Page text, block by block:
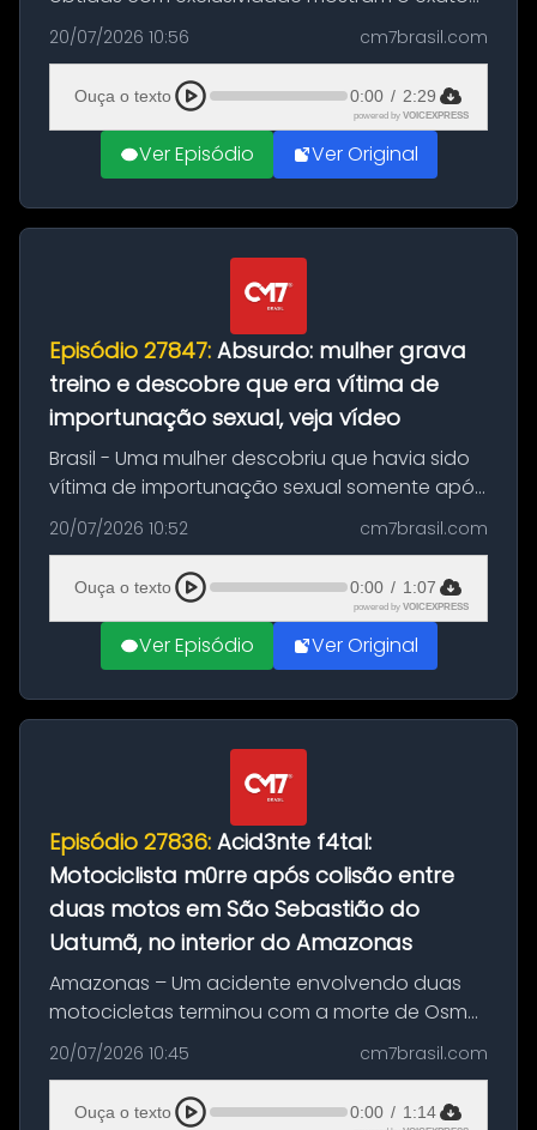
momento da fuga do principal suspeito da
morte de Larissa Araújo, de 28 anos. O crime
ocorreu na noite deste último d...
20/07/2026 10:56 cm7brasil.com
Ouça o texto 0:00 / 2:29
powered by VOICEXPRESS
Ver Episódio Ver Original
Episódio 27847: Absurdo: mulher grava
treino e descobre que era vítima de
importunação sexual, veja vídeo
Brasil - Uma mulher descobriu que havia sido
vítima de importunação sexual somente após
assistir a um vídeo que gravou enquanto
treinava na academia de um condomínio em
Feira de Santana, na Bahia. O c...
20/07/2026 10:52 cm7brasil.com
Ouça o texto 0:00 / 1:07
powered by VOICEXPRESS
Ver Episódio Ver Original
Episódio 27836: Acid3nte f4tal:
Motociclista m0rre após colisão entre
duas motos em São Sebastião do
Uatumã, no interior do Amazonas
Amazonas – Um acidente envolvendo duas
motocicletas terminou com a morte de Osmar
Figueiredo de Souza, de 38 anos, no município
de São Sebastião do Uatumã, no interior do
Amazonas. A colisão ocorreu n...
20/07/2026 10:45 cm7brasil.com
Ouça o texto 0:00 / 1:14